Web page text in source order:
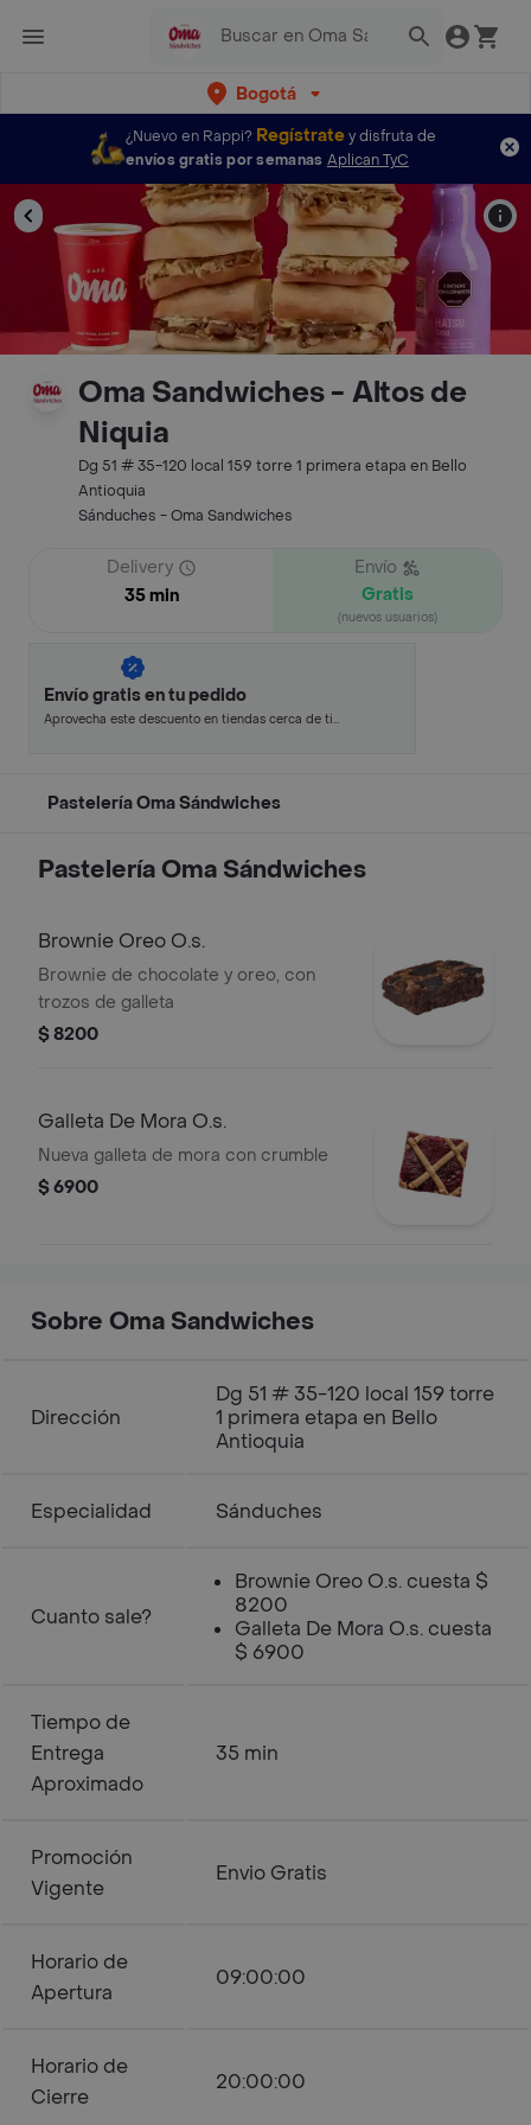
Bogotá
¿Nuevo en Rappi? Regístratey disfruta de
envíos gratis por semanas Aplican TyC
Oma Sandwiches - Altos de
Niquia
Dg 51 # 35-120 local 159 torre 1 primera etapa en Bello
Antioquia
Sánduches - Oma Sandwiches
Delivery
35 min
Envío
Gratis
(nuevos usuarios)
Envío gratis en tu pedido
Aprovecha este descuento en tiendas cerca de ti
Pastelería Oma Sándwiches
Pastelería Oma Sándwiches
Brownie Oreo O.s.
Brownie de chocolate y oreo, con
trozos de galleta
$ 8200
Galleta De Mora O.s.
Nueva galleta de mora con crumble
$ 6900
Sobre Oma Sandwiches
Dirección
Dg 51 # 35-120 local 159 torre
1 primera etapa en Bello
Antioquia
Especialidad Sánduches
Cuanto sale?
Brownie Oreo O.s. cuesta $
8200
Galleta De Mora O.s. cuesta
$ 6900
Tiempo de
Entrega
Aproximado
35 min
Promoción
Vigente
Envio Gratis
Horario de
Apertura
09:00:00
Horario de
Cierre
20:00:00